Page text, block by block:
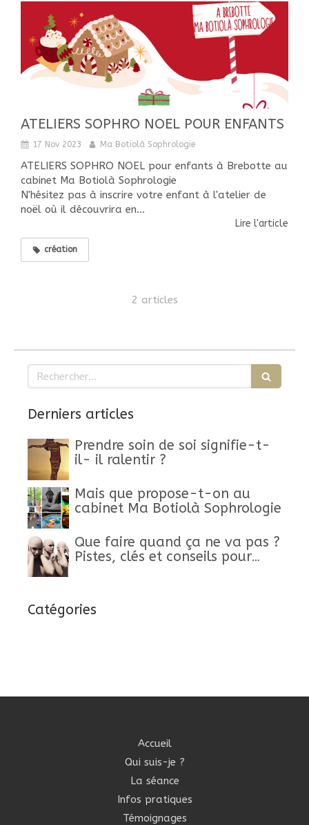
ATELIERS SOPHRO NOEL POUR ENFANTS
17 Nov 2023 Ma Botiolà Sophrologie
ATELIERS SOPHRO NOEL pour enfants à Brebotte au
cabinet Ma Botiolà Sophrologie
N'hésitez pas à inscrire votre enfant à l'atelier de
noël où il découvrira en...
Lire l'article
création
2 articles
Rechercher
Derniers articles
Prendre soin de soi signifie-t-
il- il ralentir ?
Mais que propose-t-on au
cabinet Ma Botiolà Sophrologie
Que faire quand ça ne va pas ?
Pistes, clés et conseils pour
Catégories
Accueil
Qui suis-je ?
La séance
Infos pratiques
Témoignages